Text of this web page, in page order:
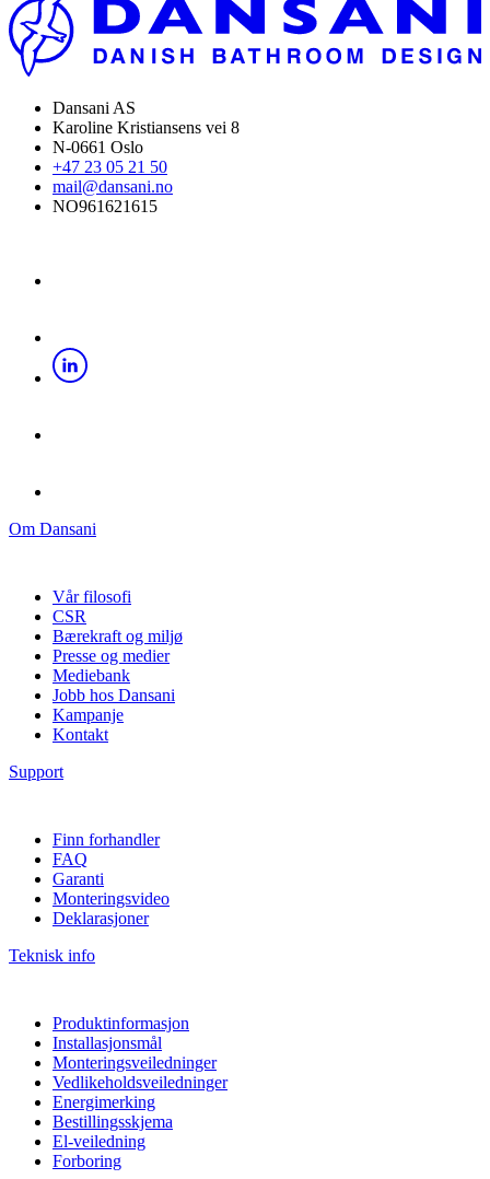
Dansani AS
Karoline Kristiansens vei 8
N-0661 Oslo
+47 23 05 21 50
mail@dansani.no
NO961621615
Om Dansani
Vår filosofi
CSR
Bærekraft og miljø
Presse og medier
Mediebank
Jobb hos Dansani
Kampanje
Kontakt
Support
Finn forhandler
FAQ
Garanti
Monteringsvideo
Deklarasjoner
Teknisk info
Produktinformasjon
Installasjonsmål
Monteringsveiledninger
Vedlikeholdsveiledninger
Energimerking
Bestillingsskjema
El-veiledning
Forboring